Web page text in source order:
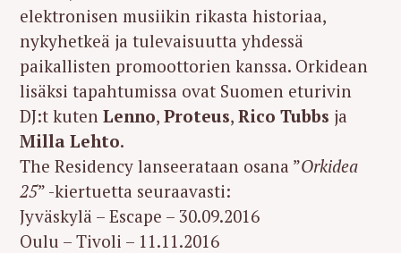
elektronisen musiikin rikasta historiaa,
nykyhetkeä ja tulevaisuutta yhdessä
paikallisten promoottorien kanssa. Orkidean
lisäksi tapahtumissa ovat Suomen eturivin
DJ:t kuten Lenno, Proteus, Rico Tubbs ja
Milla Lehto.
The Residency lanseerataan osana ”Orkidea
25” -kiertuetta seuraavasti:
Jyväskylä – Escape – 30.09.2016
Oulu – Tivoli – 11.11.2016